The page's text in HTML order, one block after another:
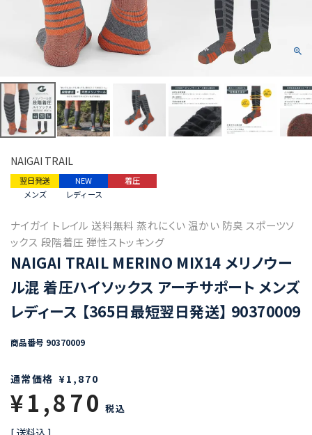
NAIGAI TRAIL
翌日発送 NEW
着圧
メンズ
レディース
ナイガイ トレイル 送料無料 蒸れにくい 温かい 防臭 スポーツソ
ックス 段階着圧 弾性ストッキング
NAIGAI TRAIL MERINO MIX14 メリノウー
ル混 着圧ハイソックス アーチサポート メンズ
レディース 【365日最短翌日発送】 90370009
商品番号 90370009
通常価格 ¥1,870
¥1,870 税込